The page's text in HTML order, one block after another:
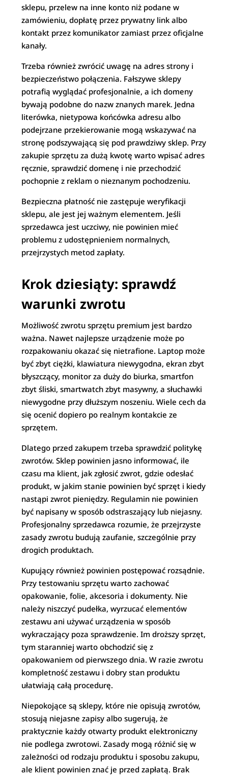
sklepu, przelew na inne konto niż podane w
zamówieniu, dopłatę przez prywatny link albo
kontakt przez komunikator zamiast przez oficjalne
kanały.
Trzeba również zwrócić uwagę na adres strony i
bezpieczeństwo połączenia. Fałszywe sklepy
potrafią wyglądać profesjonalnie, a ich domeny
bywają podobne do nazw znanych marek. Jedna
literówka, nietypowa końcówka adresu albo
podejrzane przekierowanie mogą wskazywać na
stronę podszywającą się pod prawdziwy sklep. Przy
zakupie sprzętu za dużą kwotę warto wpisać adres
ręcznie, sprawdzić domenę i nie przechodzić
pochopnie z reklam o nieznanym pochodzeniu.
Bezpieczna płatność nie zastępuje weryfikacji
sklepu, ale jest jej ważnym elementem. Jeśli
sprzedawca jest uczciwy, nie powinien mieć
problemu z udostępnieniem normalnych,
przejrzystych metod zapłaty.
Krok dziesiąty: sprawdź
warunki zwrotu
Możliwość zwrotu sprzętu premium jest bardzo
ważna. Nawet najlepsze urządzenie może po
rozpakowaniu okazać się nietrafione. Laptop może
być zbyt ciężki, klawiatura niewygodna, ekran zbyt
błyszczący, monitor za duży do biurka, smartfon
zbyt śliski, smartwatch zbyt masywny, a słuchawki
niewygodne przy dłuższym noszeniu. Wiele cech da
się ocenić dopiero po realnym kontakcie ze
sprzętem.
Dlatego przed zakupem trzeba sprawdzić politykę
zwrotów. Sklep powinien jasno informować, ile
czasu ma klient, jak zgłosić zwrot, gdzie odesłać
produkt, w jakim stanie powinien być sprzęt i kiedy
nastąpi zwrot pieniędzy. Regulamin nie powinien
być napisany w sposób odstraszający lub niejasny.
Profesjonalny sprzedawca rozumie, że przejrzyste
zasady zwrotu budują zaufanie, szczególnie przy
drogich produktach.
Kupujący również powinien postępować rozsądnie.
Przy testowaniu sprzętu warto zachować
opakowanie, folie, akcesoria i dokumenty. Nie
należy niszczyć pudełka, wyrzucać elementów
zestawu ani używać urządzenia w sposób
wykraczający poza sprawdzenie. Im droższy sprzęt,
tym staranniej warto obchodzić się z
opakowaniem od pierwszego dnia. W razie zwrotu
kompletność zestawu i dobry stan produktu
ułatwiają całą procedurę.
Niepokojące są sklepy, które nie opisują zwrotów,
stosują niejasne zapisy albo sugerują, że
praktycznie każdy otwarty produkt elektroniczny
nie podlega zwrotowi. Zasady mogą różnić się w
zależności od rodzaju produktu i sposobu zakupu,
ale klient powinien znać je przed zapłatą. Brak